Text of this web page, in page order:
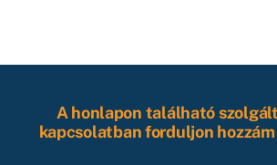
A honlapon található
kapcsolatban forduljon